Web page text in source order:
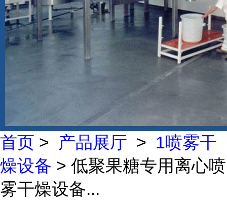
首页 > 产品展厅 > 1喷雾干
燥设备 > 低聚果糖专用离心喷
雾干燥设备...